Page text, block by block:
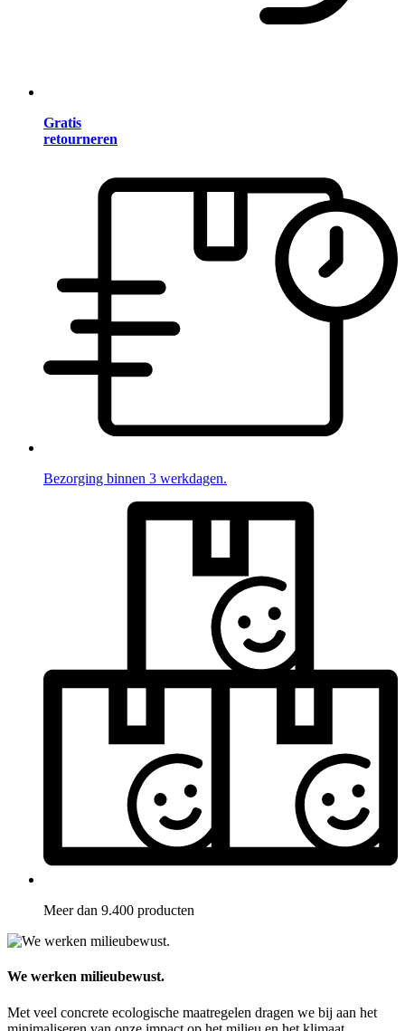
Gratis
retourneren
Bezorging binnen 3 werkdagen.
Meer dan 9.400 producten
We werken milieubewust.
Met veel concrete ecologische maatregelen dragen we bij aan het